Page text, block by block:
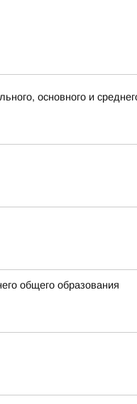
основного и
общего образования